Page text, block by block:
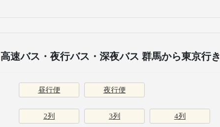
高速バス・夜行バス・深夜バス 群馬から東京行き
昼行便 夜行便
2列 3列 4列